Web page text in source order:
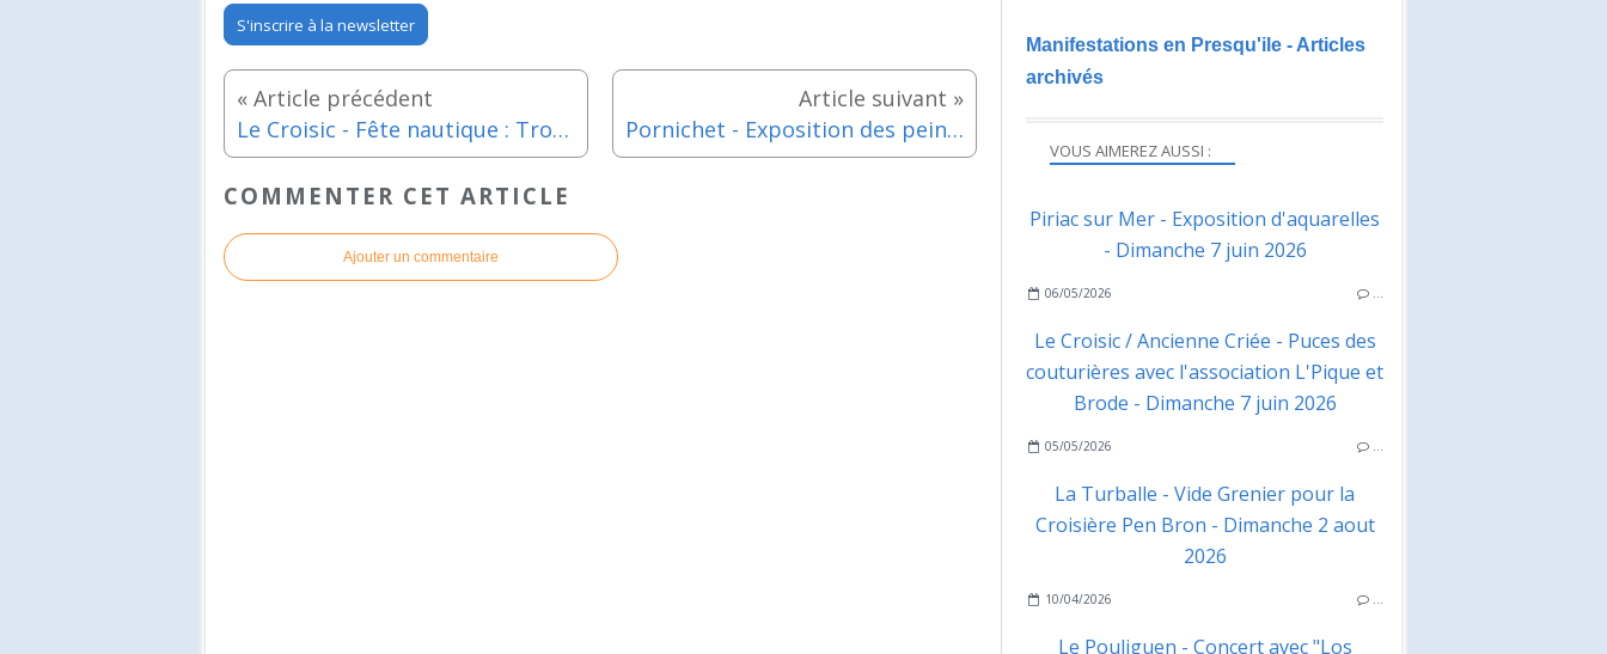
S'inscrire à la newsletter
Le Croisic - Fête nautique : Trophée national de godille et Concours de pêche les samedi 13 et dimanche14 juin 2026 Pornichet - Exposition des peintures de Catk "Les grands espaces" jusqu'au dimanche 17 mai 2026
COMMENTER CET ARTICLE
Ajouter un commentaire
VOUS AIMEREZ AUSSI :
Piriac sur Mer - Exposition d'aquarelles
- Dimanche 7 juin 2026
06/05/2026 …
Le Croisic / Ancienne Criée - Puces des
couturières avec l'association L'Pique et
Brode - Dimanche 7 juin 2026
05/05/2026 …
La Turballe - Vide Grenier pour la
Croisière Pen Bron - Dimanche 2 aout
2026
10/04/2026 …
Le Pouliguen - Concert avec "Los
Manifestations en Presqu'ile - Articles
archivés